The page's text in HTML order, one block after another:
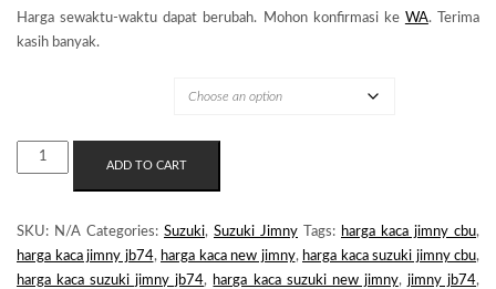
Harga sewaktu-waktu dapat berubah. Mohon konfirmasi ke WA. Terima
kasih banyak.
KACA
BELAKANG
NEW
JIMNY
QUANTITY
ADD TO CART
SKU: N/A Categories: Suzuki, Suzuki Jimny Tags: harga kaca jimny cbu,
harga kaca jimny jb74, harga kaca new jimny, harga kaca suzuki jimny cbu,
harga kaca suzuki jimny jb74, harga kaca suzuki new jimny, jimny jb74,